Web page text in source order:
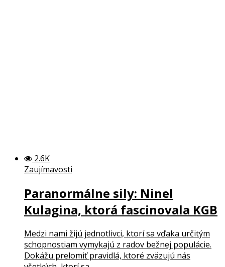
2.6K
Zaujímavosti
Paranormálne sily: Ninel
Kulagina, ktorá fascinovala KGB
Medzi nami žijú jednotlivci, ktorí sa vďaka určitým
schopnostiam vymykajú z radov bežnej populácie.
Dokážu prelomiť pravidlá, ktoré zväzujú nás